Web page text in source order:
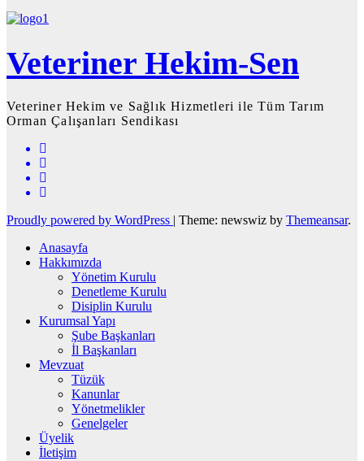
Veteriner Hekim-Sen
Veteriner Hekim ve Sağlık Hizmetleri ile Tüm Tarım
Orman Çalışanları Sendikası
Proudly powered by WordPress | Theme: newswiz by Themeansar.
Anasayfa
Hakkımızda
Yönetim Kurulu
Denetleme Kurulu
Disiplin Kurulu
Kurumsal Yapı
Şube Başkanları
İl Başkanları
Mevzuat
Tüzük
Kanunlar
Yönetmelikler
Genelgeler
Üyelik
İletişim